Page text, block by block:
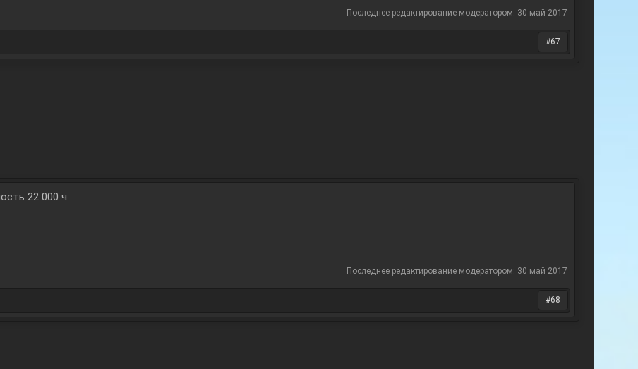
Последнее редактирование модератором: 30 май 2017
#67
22 000 ч
Последнее редактирование модератором: 30 май 2017
#68